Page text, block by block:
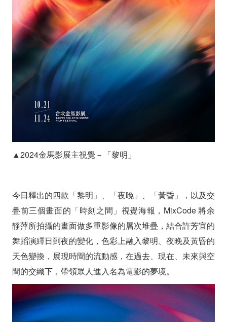
幻
的
瞬
間，
觀
眾
進
電
影
的
光
影
▲2024金馬影展主視覺－「黎明」
今日釋出的四款「黎明」、「夜晚」、「黃昏」，以及交
疊前三個畫面的「時刻之間」視覺海報，MixCode 將余
靜萍所拍攝的畫面做多重影像的層次堆疊，結合許芳宜的
舞蹈演繹日到夜的變化，色彩上融入黎明、夜晚及黃昏的
天色變換，展現時間的流動感，在過去、現在、未來與空
間的交織下，帶領眾人進入名為電影的夢境。